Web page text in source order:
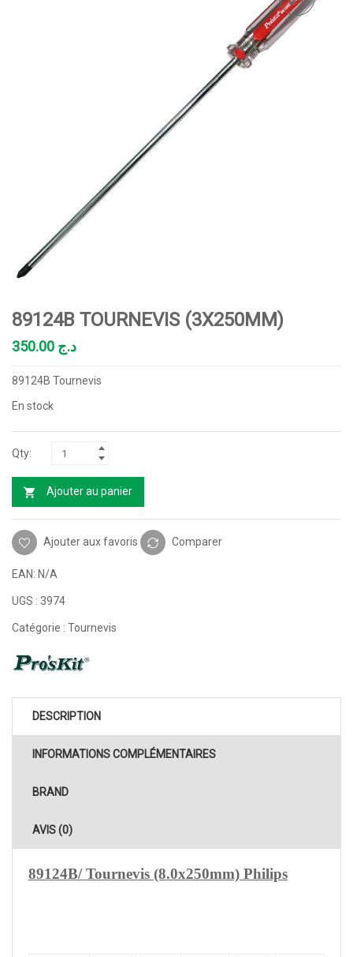
89124B TOURNEVIS (3X250MM)
د.ج
89124B Tournevis
En stock
Ajouter au panier
Ajouter aux favoris Comparer
EAN: N/A
UGS : 3974
Catégorie : Tournevis
DESCRIPTION
INFORMATIONS COMPLÉMENTAIRES
BRAND
AVIS (0)
89124B/ Tournevis (8.0x250mm) Philips